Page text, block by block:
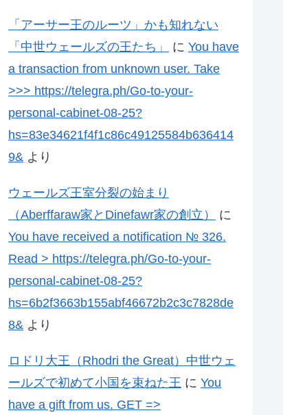
「アーサー王のルーツ」かも知れない
「中世ウェールズの王たち」
に You have
a transaction from unknown user. Take
>>> https://telegra.ph/Go-to-your-
personal-cabinet-08-25?
hs=83e34621f4f1c86c49125584b636414
9& より
ウェールズ王室分裂の始まり
（Aberffaraw家とDinefawr家の創立）
に
You have received a notification № 326.
Read > https://telegra.ph/Go-to-your-
personal-cabinet-08-25?
hs=6b2f3663b155abf46672b2c3c7828de
8& より
ロドリ大王（Rhodri the Great）中世ウェ
ールズで初めて小国を束ねた王 に You
have a gift from us. GЕТ =>